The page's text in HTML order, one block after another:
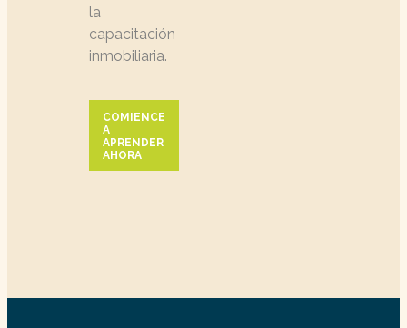
la
capacitación
inmobiliaria.
COMIENCE
A
APRENDER
AHORA